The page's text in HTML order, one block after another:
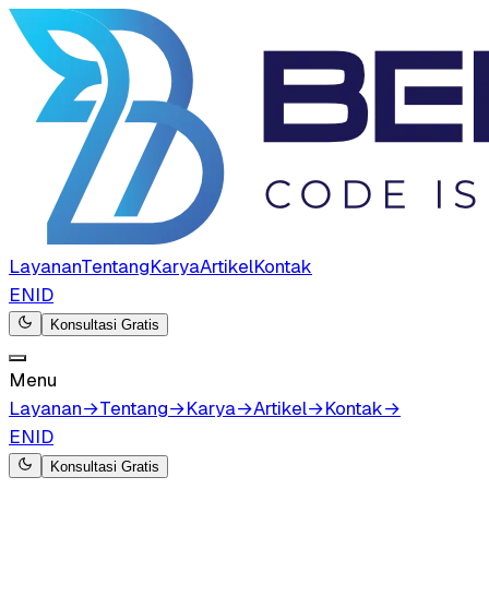
LayananTentangKaryaArtikelKontak
ENID
Konsultasi Gratis
Menu
Layanan→Tentang→Karya→Artikel→Kontak→
ENID
Konsultasi Gratis